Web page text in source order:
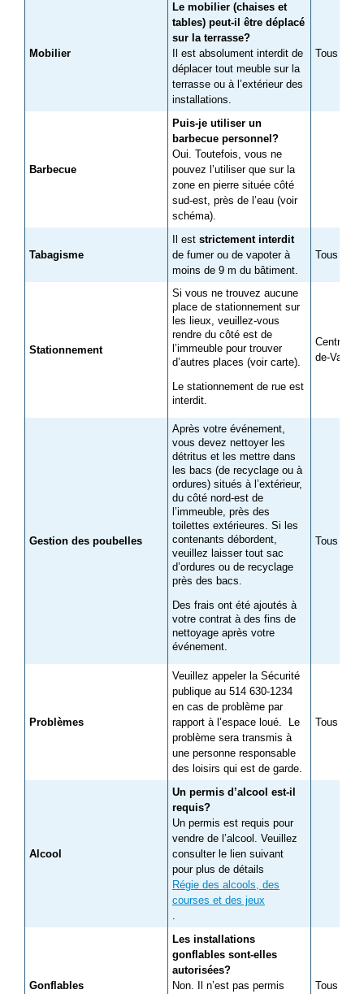
Mobilier
Le mobilier (chaises et
tables) peut-il être déplacé
sur la terrasse?
Il est absolument interdit de
déplacer tout meuble sur la
terrasse ou à l’extérieur des
installations.
Tous les
Barbecue
Puis-je utiliser un
barbecue personnel?
Oui. Toutefois, vous ne
pouvez l’utiliser que sur la
zone en pierre située côté
sud-est, près de l’eau (voir
schéma).
Tabagisme
Il est strictement interdit
de fumer ou de vapoter à
moins de 9 m du bâtiment.
Tous les
Stationnement
Si vous ne trouvez aucune
place de stationnement sur
les lieux, veuillez-vous
rendre du côté est de
l’immeuble pour trouver
d’autres places (voir carte).
Le stationnement de rue est
interdit.
Centre
de-Valois
Gestion des poubelles
Après votre événement,
vous devez nettoyer les
détritus et les mettre dans
les bacs (de recyclage ou à
ordures) situés à l’extérieur,
du côté nord-est de
l’immeuble, près des
toilettes extérieures. Si les
contenants débordent,
veuillez laisser tout sac
d’ordures ou de recyclage
près des bacs.
Des frais ont été ajoutés à
votre contrat à des fins de
nettoyage après votre
événement.
Tous les
Problèmes
Veuillez appeler la Sécurité
publique au 514 630-1234
en cas de problème par
rapport à l’espace loué. Le
problème sera transmis à
une personne responsable
des loisirs qui est de garde.
Tous les
Alcool
Un permis d’alcool est-il
requis?
Un permis est requis pour
vendre de l’alcool. Veuillez
consulter le lien suivant
pour plus de détails
Régie des alcools, des
courses et des jeux
.
Gonflables
Les installations
gonflables sont-elles
autorisées?
Non. Il n’est pas permis
Tous les